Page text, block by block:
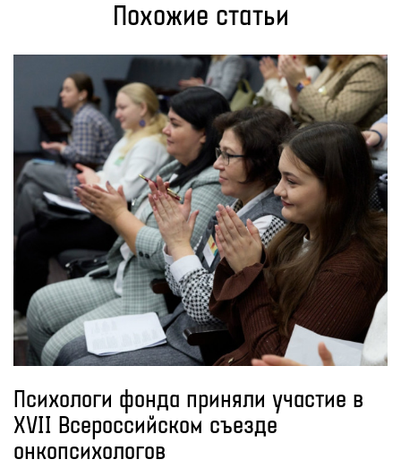
Похожие статьи
Психологи фонда приняли участие в
XVII Всероссийском съезде
онкопсихологов